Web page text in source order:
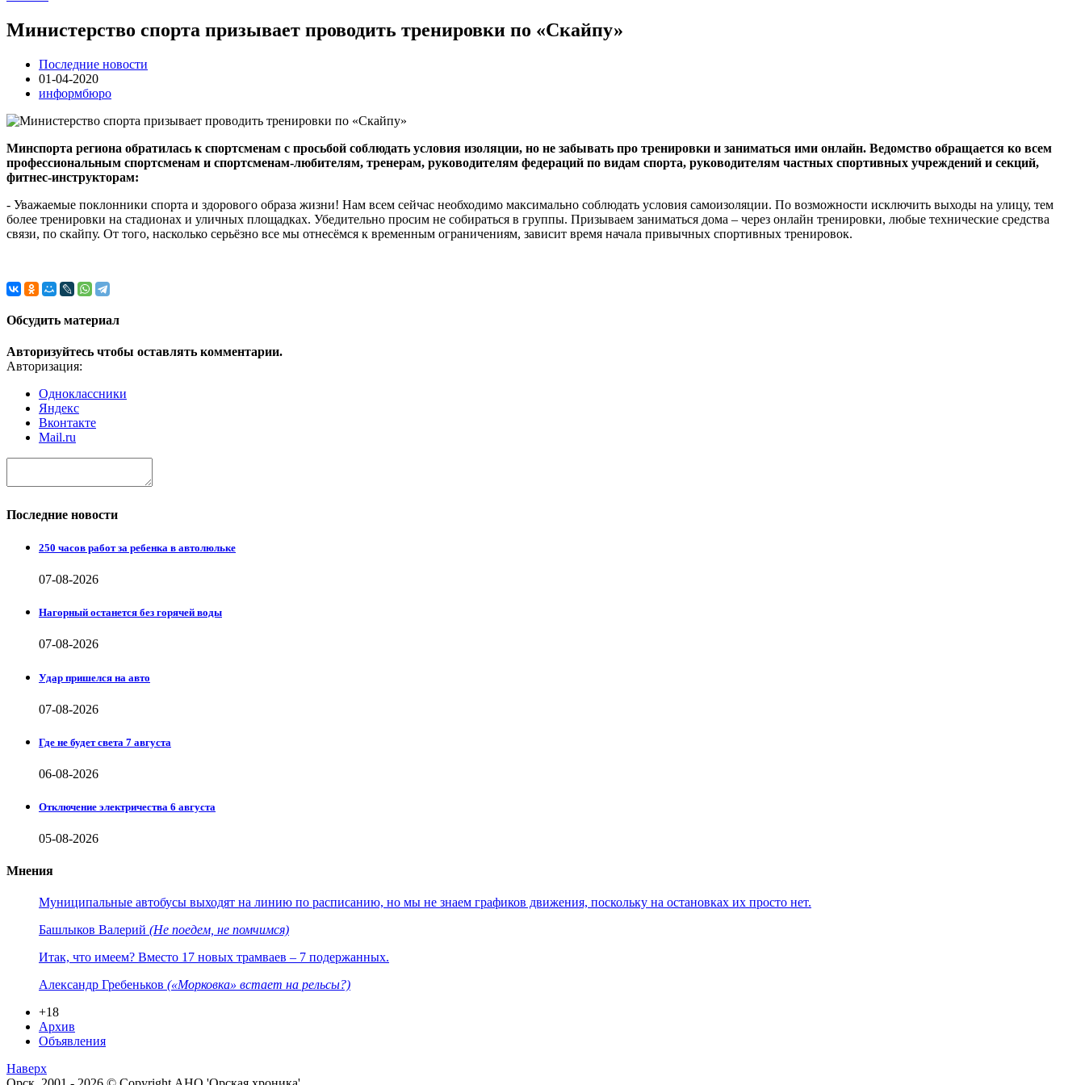
Министерство спорта призывает проводить тренировки по «Скайпу»
Последние новости
01-04-2020
информбюро
Минспорта региона обратилась к спортсменам с просьбой соблюдать условия изоляции, но не забывать про тренировки и заниматься ими онлайн. Ведомство обращается ко всем
профессиональным спортсменам и спортсменам-любителям, тренерам, руководителям федераций по видам спорта, руководителям частных спортивных учреждений и секций,
фитнес-инструкторам:
- Уважаемые поклонники спорта и здорового образа жизни! Нам всем сейчас необходимо максимально соблюдать условия самоизоляции. По возможности исключить выходы на улицу, тем
более тренировки на стадионах и уличных площадках. Убедительно просим не собираться в группы. Призываем заниматься дома – через онлайн тренировки, любые технические средства
связи, по скайпу. От того, насколько серьёзно все мы отнесёмся к временным ограничениям, зависит время начала привычных спортивных тренировок.
Обсудить материал
Авторизуйтесь чтобы оставлять комментарии.
Авторизация:
Одноклассники
Яндекс
Вконтакте
Mail.ru
Последние новости
250 часов работ за ребенка в автолюльке
07-08-2026
Нагорный останется без горячей воды
07-08-2026
Удар пришелся на авто
07-08-2026
Где не будет света 7 августа
06-08-2026
Отключение электричества 6 августа
05-08-2026
Мнения
Муниципальные автобусы выходят на линию по расписанию, но мы не знаем графиков движения, поскольку на остановках их просто нет.
Башлыков Валерий (Не поедем, не помчимся)
Итак, что имеем? Вместо 17 новых трамваев – 7 подержанных.
Александр Гребеньков («Морковка» встает на рельсы?)
+18
Архив
Объявления
Наверх